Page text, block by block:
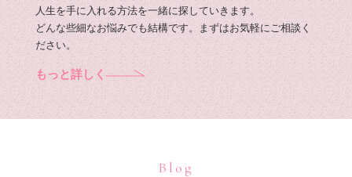
人生を手に入れる方法を一緒に探していきます。
どんな些細なお悩みでも結構です。まずはお気軽にご相談く
ださい。
もっと詳しく
Blog